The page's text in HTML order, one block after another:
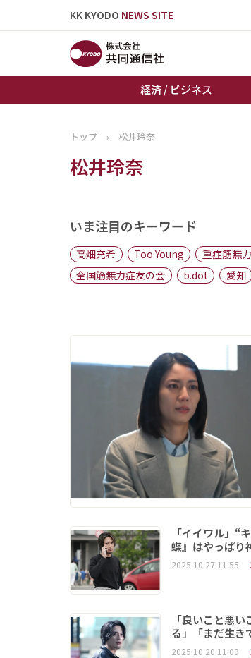
KK KYODO NEWS SITE
経済 / ビジネス
トップページ
お知らせ
トップ › 松井玲奈
松井玲奈
いま注目のキーワード
高畑充希 Too Young 重症筋無
全国筋無力症友の会
b.dot 愛知
「イイワル」“
蝶』はやっぱり
2025.10.27 11:55
「良いこと悪
る」「まだ生き
2025.10.20 11:09